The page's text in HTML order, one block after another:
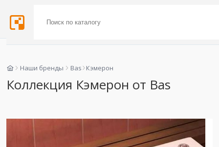
Наши бренды Bas Кэмерон
Коллекция Кэмерон от Bas